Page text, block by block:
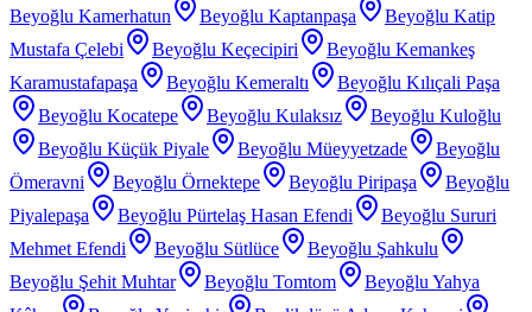
Beyoğlu Kamerhatun
Beyoğlu Kaptanpaşa
Beyoğlu Katip
Mustafa Çelebi
Beyoğlu Keçecipiri
Beyoğlu Kemankeş
Karamustafapaşa
Beyoğlu Kemeraltı
Beyoğlu Kılıçali Paşa
Beyoğlu Kocatepe
Beyoğlu Kulaksız
Beyoğlu Kuloğlu
Beyoğlu Küçük Piyale
Beyoğlu Müeyyetzade
Beyoğlu
Ömeravni
Beyoğlu Örnektepe Beyoğlu Piripaşa
Beyoğlu
Piyalepaşa
Beyoğlu Pürtelaş Hasan Efendi
Beyoğlu Sururi
Mehmet Efendi
Beyoğlu Sütlüce
Beyoğlu Şahkulu
Beyoğlu Şehit Muhtar
Beyoğlu Tomtom
Beyoğlu Yahya